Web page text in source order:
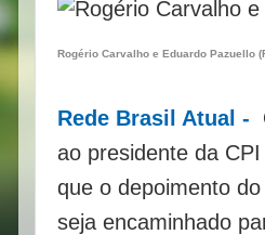
Rogério Carvalho e Eduardo Pazuello
Rede Brasil Atual -
ao presidente da
que o depoimento
seja encaminhado